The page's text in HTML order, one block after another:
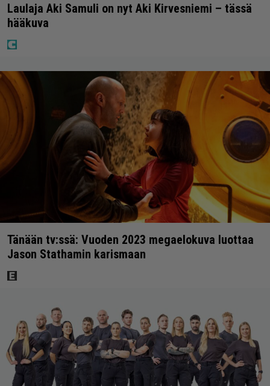
Laulaja Aki Samuli on nyt Aki Kirvesniemi – tässä
hääkuva
Tänään tv:ssä: Vuoden 2023 megaelokuva luottaa
Jason Stathamin karismaan